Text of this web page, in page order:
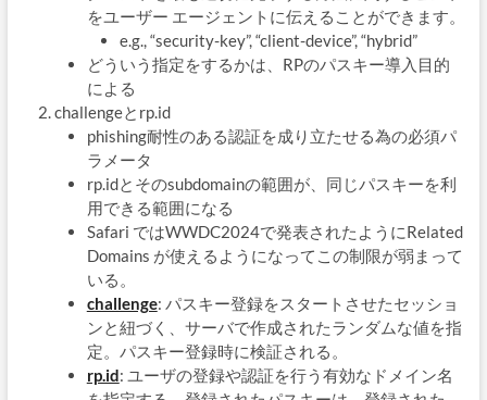
をユーザー エージェントに伝えることができます。
e.g., “security-key”, “client-device”, “hybrid”
どういう指定をするかは、RPのパスキー導入目的
による
challengeとrp.id
phishing耐性のある認証を成り立たせる為の必須パ
ラメータ
rp.idとそのsubdomainの範囲が、同じパスキーを利
用できる範囲になる
Safari ではWWDC2024で発表されたようにRelated
Domains が使えるようになってこの制限が弱まって
いる。
challenge: パスキー登録をスタートさせたセッショ
ンと紐づく、サーバで作成されたランダムな値を指
定。パスキー登録時に検証される。
rp.id: ユーザの登録や認証を行う有効なドメイン名